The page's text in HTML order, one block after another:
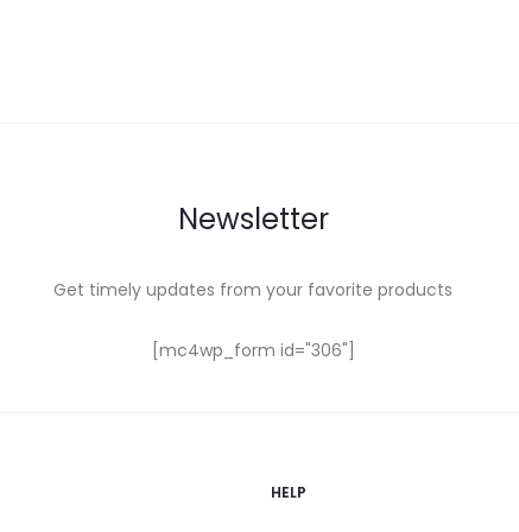
Newsletter
Get timely updates from your favorite products
[mc4wp_form id="306"]
HELP